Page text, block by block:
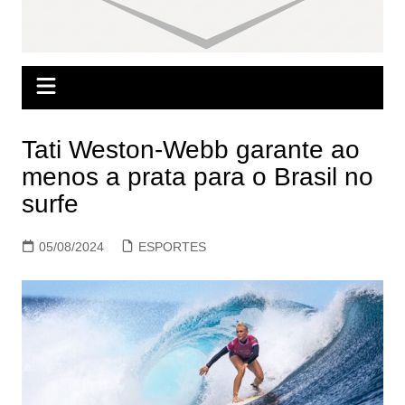
Tati Weston-Webb garante ao
menos a prata para o Brasil no
surfe
05/08/2024 ESPORTES